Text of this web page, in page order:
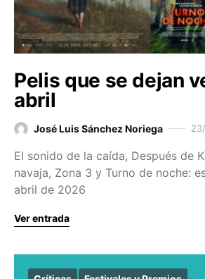
Pelis que se dejan
abril
José Luis Sánchez Noriega
El sonido de la caída, Después de
navaja, Zona 3 y Turno de noche:
abril de 2026
Ver entrada